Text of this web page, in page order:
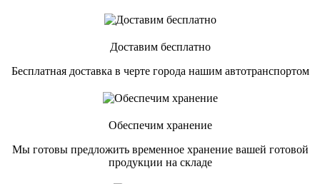
Доставим бесплатно
Бесплатная доставка в черте города нашим автотранспортом
Обеспечим хранение
Мы готовы предложить временное хранение вашей готовой
продукции на складе